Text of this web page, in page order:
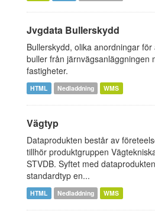
Jvgdata Bullerskydd
Bullerskydd, olika anordningar
buller från järnvägsanläggningen
fastigheter.
HTML Nedladdning WMS
Vägtyp
Dataprodukten består av
tillhör produktgruppen
STVDB. Syftet med
standardtyp en...
HTML Nedladdning WMS